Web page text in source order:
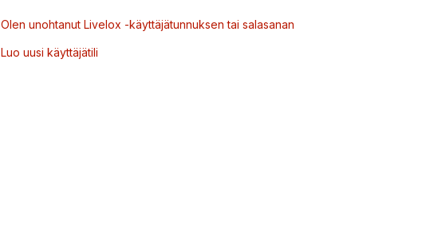
Olen unohtanut Livelox -käyttäjätunnuksen tai salasanan
Luo uusi käyttäjätili